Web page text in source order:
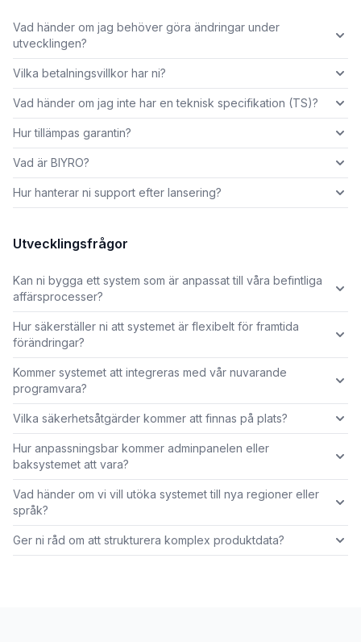
Vad händer om jag behöver göra ändringar under
utvecklingen?
Vilka betalningsvillkor har ni?
Vad händer om jag inte har en teknisk specifikation (TS)?
Hur tillämpas garantin?
Vad är BIYRO?
Hur hanterar ni support efter lansering?
Utvecklingsfrågor
Kan ni bygga ett system som är anpassat till våra befintliga
affärsprocesser?
Hur säkerställer ni att systemet är flexibelt för framtida
förändringar?
Kommer systemet att integreras med vår nuvarande
programvara?
Vilka säkerhetsåtgärder kommer att finnas på plats?
Hur anpassningsbar kommer adminpanelen eller
baksystemet att vara?
Vad händer om vi vill utöka systemet till nya regioner eller
språk?
Ger ni råd om att strukturera komplex produktdata?